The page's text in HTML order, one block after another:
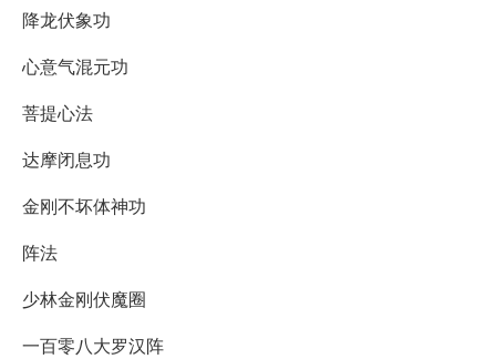
降龙伏象功
心意气混元功
菩提心法
达摩闭息功
金刚不坏体神功
阵法
少林金刚伏魔圈
一百零八大罗汉阵